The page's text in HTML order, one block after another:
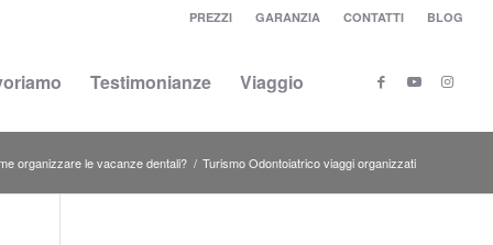
PREZZI GARANZIA CONTATTI BLOG
Testimonianze Viaggio
organizzare le vacanze dentali? / Turismo Odontoiatrico viaggi organizzati